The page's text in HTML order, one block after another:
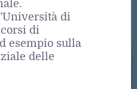
di
di
esempio sulla
delle